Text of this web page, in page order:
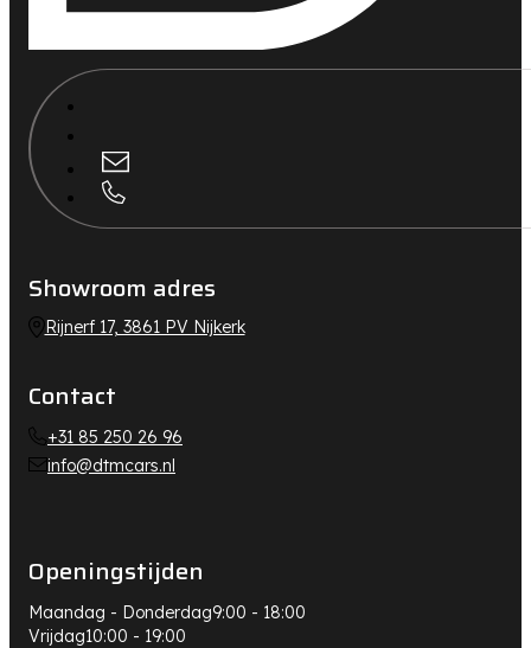
Showroom adres
Rijnerf 17, 3861 PV Nijkerk
Contact
+31 85 250 26 96
info@dtmcars.nl
Openingstijden
Maandag - Donderdag9:00 - 18:00
Vrijdag10:00 - 19:00